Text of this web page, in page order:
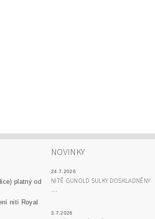
platný od
nití Royal
NOVINKY
24.7.2026
NITĚ GUNOLD SULKY DOSKLADNĚNY
3.7.2026